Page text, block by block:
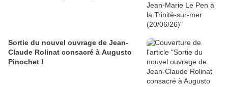
Sortie du nouvel ouvrage de Jean-
Claude Rolinat consacré à Augusto
Pinochet !